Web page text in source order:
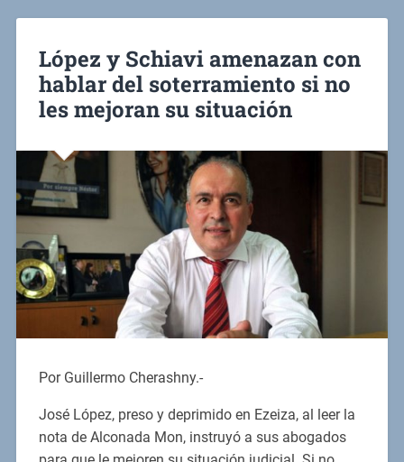
López y Schiavi amenazan con
hablar del soterramiento si no
les mejoran su situación
Por Guillermo Cherashny.-
José López, preso y deprimido en Ezeiza, al leer la
nota de Alconada Mon, instruyó a sus abogados